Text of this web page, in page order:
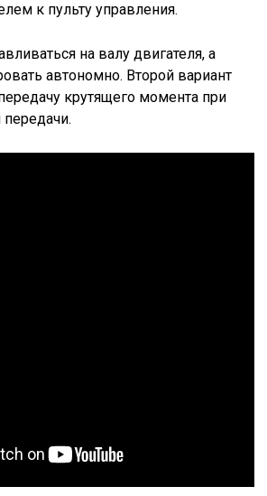
к пульту управления.
на валу двигателя, а
автономно. Второй вариант
крутящего момента при